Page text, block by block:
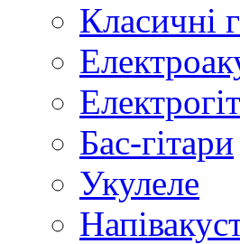
Класичні
Бас-гітари
Укулеле